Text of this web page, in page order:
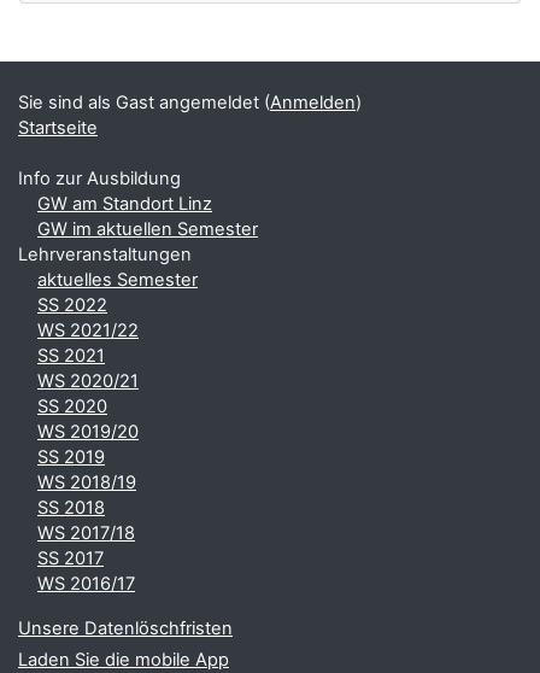
Ergänzungsblöcke
Sie sind als Gast angemeldet (Anmelden)
Startseite
Info zur Ausbildung
GW am Standort Linz
GW im aktuellen Semester
Lehrveranstaltungen
aktuelles Semester
SS 2022
WS 2021/22
SS 2021
WS 2020/21
SS 2020
WS 2019/20
SS 2019
WS 2018/19
SS 2018
WS 2017/18
SS 2017
WS 2016/17
Unsere Datenlöschfristen
Laden Sie die mobile App